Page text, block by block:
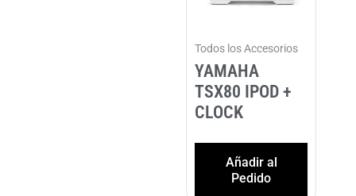
Todos los Accesorios
YAMAHA
TSX80 IPOD +
CLOCK
Añadir al
Pedido